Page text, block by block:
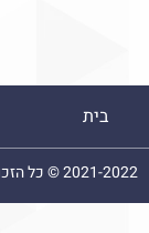
בית
2021-2022 © כל הזכויות שמורות למשרד אלבז אלקיים - עורכי דין.